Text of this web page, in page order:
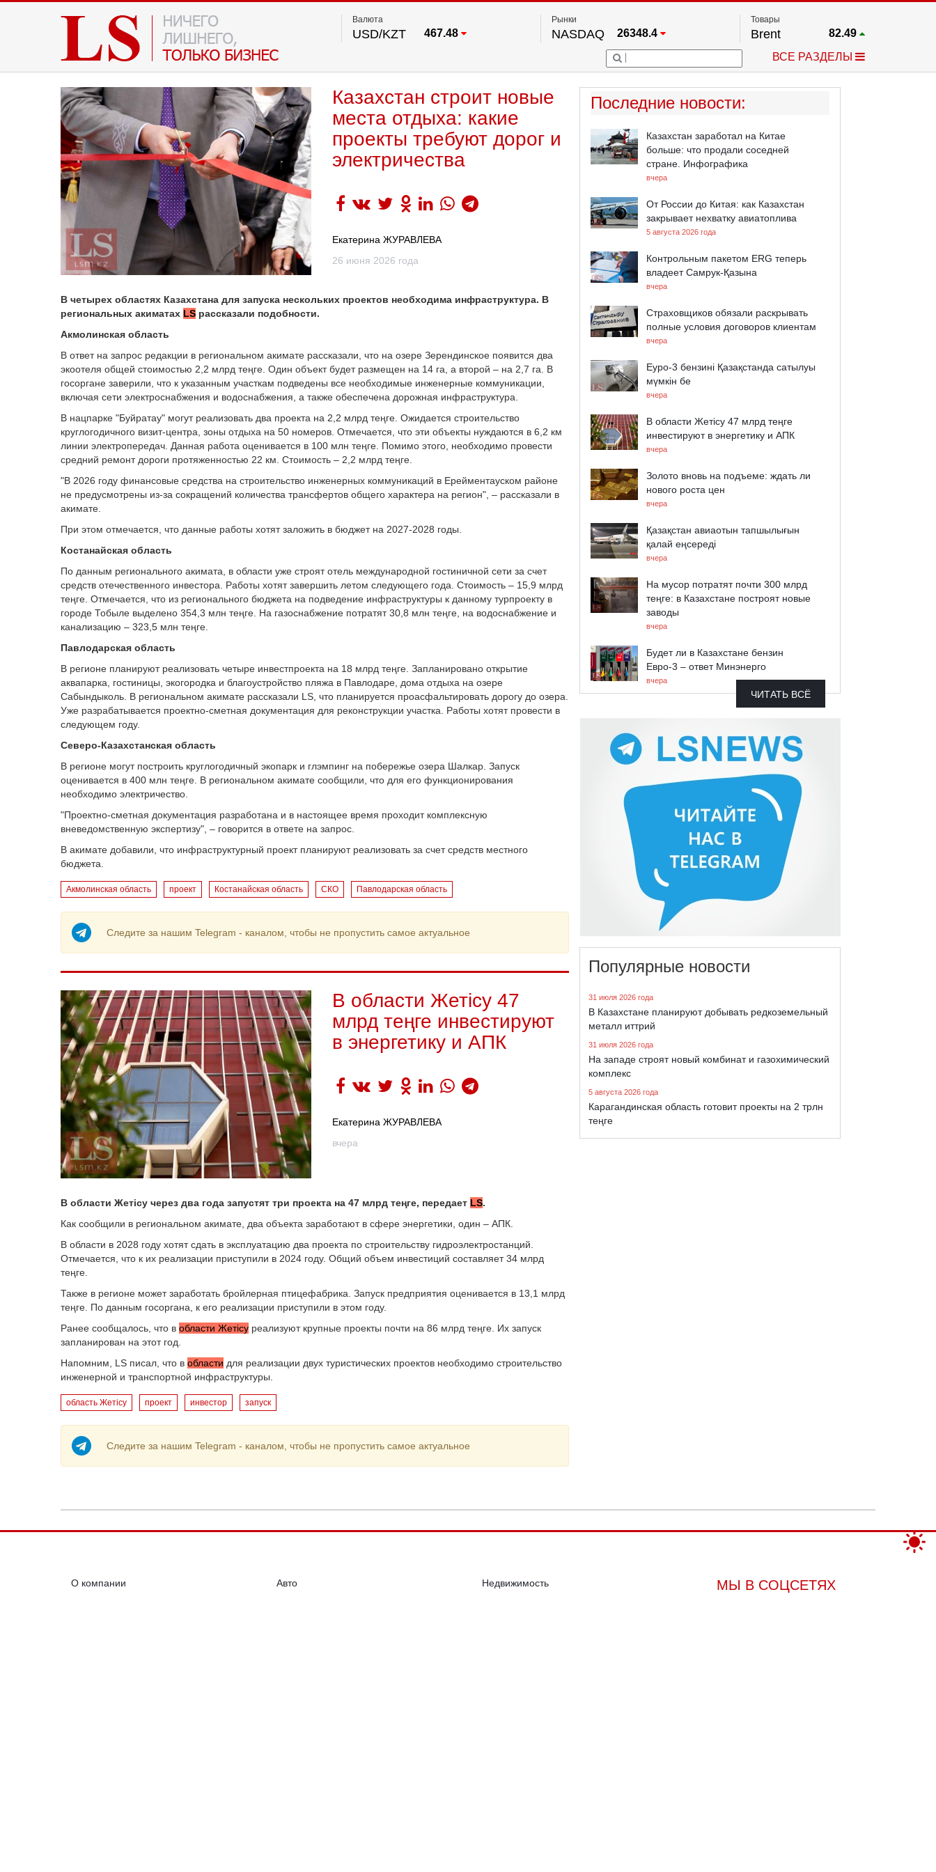
Валюта
USD/KZT 467.48
Рынки
NASDAQ 26348.4
FTSE 100 67.17
53885.1
S&P 500
24484.1
Товары
Brent 82.49
Платина
2.64
ВСЕ РАЗДЕЛЫ
Казахстан строит новые
места отдыха: какие
проекты требуют дорог и
электричества
Екатерина ЖУРАВЛЕВА
26 июня 2026 года
В четырех областях Казахстана для запуска нескольких проектов необходима инфраструктура. В
региональных акиматах LS рассказали подобности.
Акмолинская область
В ответ на запрос редакции в региональном акимате рассказали, что на озере Зерендинское появится два
экоотеля общей стоимостью 2,2 млрд теңге. Один объект будет размещен на 14 га, а второй – на 2,7 га. В
госоргане заверили, что к указанным участкам подведены все необходимые инженерные коммуникации,
включая сети электроснабжения и водоснабжения, а также обеспечена дорожная инфраструктура.
В нацпарке "Буйратау" могут реализовать два проекта на 2,2 млрд теңге. Ожидается строительство
круглогодичного визит-центра, зоны отдыха на 50 номеров. Отмечается, что эти объекты нуждаются в 6,2 км
линии электропередач. Данная работа оценивается в 100 млн теңге. Помимо этого, необходимо провести
средний ремонт дороги протяженностью 22 км. Стоимость – 2,2 млрд теңге.
"В 2026 году финансовые средства на строительство инженерных коммуникаций в Ерейментауском районе
не предусмотрены из-за сокращений количества трансфертов общего характера на регион", – рассказали в
акимате.
При этом отмечается, что данные работы хотят заложить в бюджет на 2027-2028 годы.
Костанайская область
По данным регионального акимата, в области уже строят отель международной гостиничной сети за счет
средств отечественного инвестора. Работы хотят завершить летом следующего года. Стоимость – 15,9 млрд
теңге. Отмечается, что из регионального бюджета на подведение инфраструктуры к данному турпроекту в
городе Тобыле выделено 354,3 млн теңге. На газоснабжение потратят 30,8 млн теңге, на водоснабжение и
канализацию – 323,5 млн теңге.
Павлодарская область
В регионе планируют реализовать четыре инвестпроекта на 18 млрд теңге. Запланировано открытие
аквапарка, гостиницы, экогородка и благоустройство пляжа в Павлодаре, дома отдыха на озере
Сабындыколь. В региональном акимате рассказали LS, что планируется проасфальтировать дорогу до озера.
Уже разрабатывается проектно-сметная документация для реконструкции участка. Работы хотят провести в
следующем году.
Северо-Казахстанская область
В регионе могут построить круглогодичный экопарк и глэмпинг на побережье озера Шалкар. Запуск
оценивается в 400 млн теңге. В региональном акимате сообщили, что для его функционирования
необходимо электричество.
"Проектно-сметная документация разработана и в настоящее время проходит комплексную
вневедомственную экспертизу", – говорится в ответе на запрос.
В акимате добавили, что инфраструктурный проект планируют реализовать за счет средств местного
бюджета.
Акмолинская область проект Костанайская область СКО Павлодарская область
Следите за нашим Telegram - каналом, чтобы не пропустить самое актуальное
В области Жетісу 47
млрд теңге инвестируют
в энергетику и АПК
Екатерина ЖУРАВЛЕВА
вчера
В области Жетісу через два года запустят три проекта на 47 млрд теңге, передает LS.
Как сообщили в региональном акимате, два объекта заработают в сфере энергетики, один – АПК.
В области в 2028 году хотят сдать в эксплуатацию два проекта по строительству гидроэлектростанций.
Отмечается, что к их реализации приступили в 2024 году. Общий объем инвестиций составляет 34 млрд
теңге.
Также в регионе может заработать бройлерная птицефабрика. Запуск предприятия оценивается в 13,1 млрд
теңге. По данным госоргана, к его реализации приступили в этом году.
Ранее сообщалось, что в области Жетісу реализуют крупные проекты почти на 86 млрд теңге. Их запуск
запланирован на этот год.
Напомним, LS писал, что в области для реализации двух туристических проектов необходимо строительство
инженерной и транспортной инфраструктуры.
область Жетісу проект инвестор запуск
Следите за нашим Telegram - каналом, чтобы не пропустить самое актуальное
Последние новости:
Казахстан заработал на Китае
больше: что продали соседней
стране. Инфографика
вчера
От России до Китая: как Казахстан
закрывает нехватку авиатоплива
5 августа 2026 года
Контрольным пакетом ERG теперь
владеет Самрук-Қазына
вчера
Страховщиков обязали раскрывать
полные условия договоров клиентам
вчера
Еуро-3 бензині Қазақстанда сатылуы
мүмкін бе
вчера
В области Жетісу 47 млрд теңге
инвестируют в энергетику и АПК
вчера
Золото вновь на подъеме: ждать ли
нового роста цен
вчера
Қазақстан авиаотын тапшылығын
қалай еңсереді
вчера
На мусор потратят почти 300 млрд
теңге: в Казахстане построят новые
заводы
вчера
Будет ли в Казахстане бензин
Евро-3 – ответ Минэнерго
вчера
ЧИТАТЬ ВСЁ
Популярные новости
31 июля 2026 года
В Казахстане планируют добывать редкоземельный
металл иттрий
31 июля 2026 года
На западе строят новый комбинат и газохимический
комплекс
5 августа 2026 года
Карагандинская область готовит проекты на 2 трлн
теңге
О компании Авто Недвижимость МЫ В СОЦСЕТЯХ